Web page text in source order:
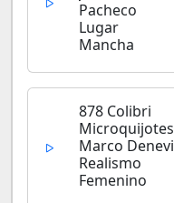
Pacheco
Lugar
Mancha
878 Colibri
Microquijotes
Marco Denevi
Realismo
Femenino